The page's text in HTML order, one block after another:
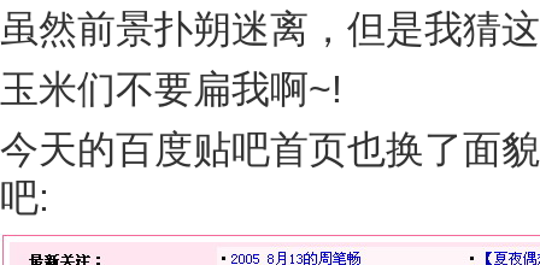
虽然前景扑朔迷离，但是我猜
玉米们不要扁我啊~!
今天的百度贴吧首页也换了面
吧: